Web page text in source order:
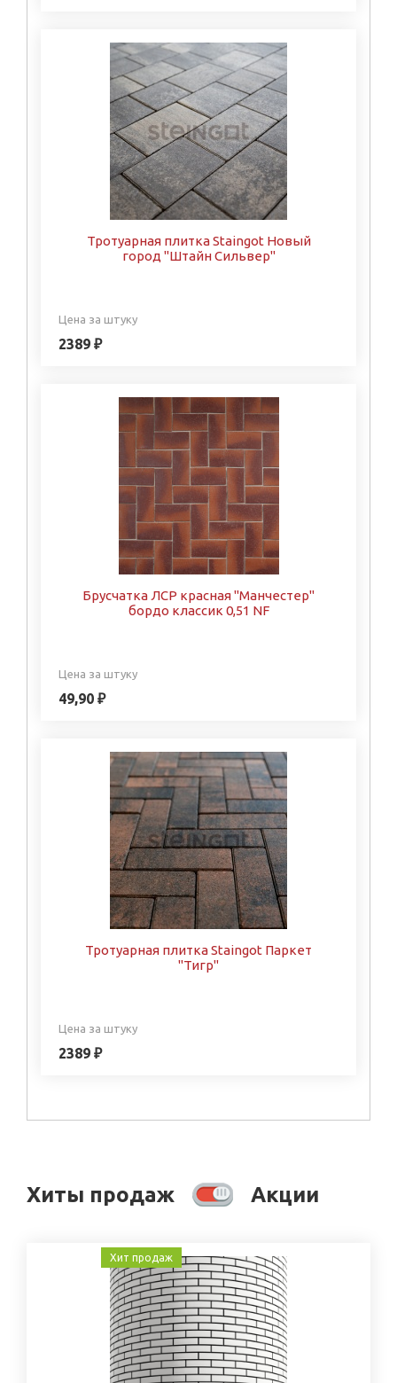
Тротуарная плитка Staingot Новый
город "Штайн Сильвер"
Цена за штуку
2389 ₽
Брусчатка ЛСР красная "Манчестер"
бордо классик 0,51 NF
Цена за штуку
49,90 ₽
Тротуарная плитка Staingot Паркет
"Тигр"
Цена за штуку
2389 ₽
Хиты продаж Акции
Хит продаж